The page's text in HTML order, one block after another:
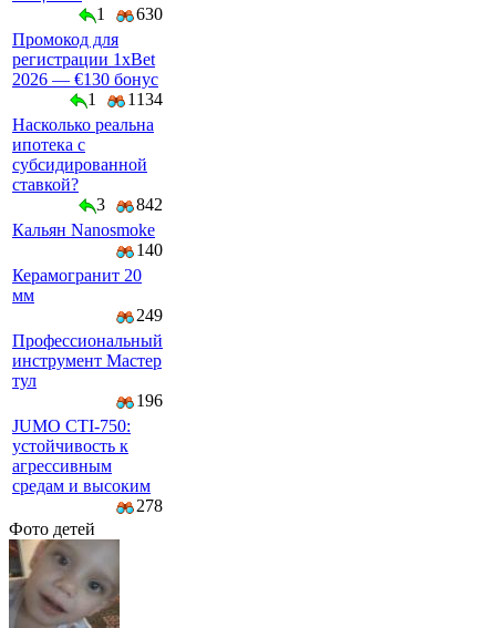
1
630
Промокод для
регистрации 1xBet
2026 — €130 бонус
1
1134
Насколько реальна
ипотека с
субсидированной
ставкой?
3
842
Кальян Nanosmoke
140
Керамогранит 20
мм
249
Профессиональный
инструмент Мастер
тул
196
JUMO CTI-750:
устойчивость к
агрессивным
средам и высоким
278
Фото детей